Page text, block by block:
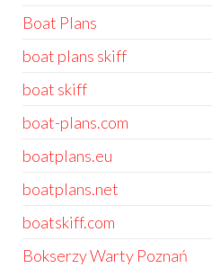
Boat Plans
boat plans skiff
boat skiff
boat-plans.com
boatplans.eu
boatplans.net
boatskiff.com
Bokserzy Warty Poznań